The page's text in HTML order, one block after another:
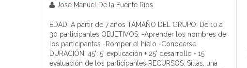
José Manuel De la Fuente Ríos
EDAD: A partir de 7 años TAMAÑO DEL GRUPO: De 10 a
30 participantes OBJETIVOS: -Aprender los nombres de
los participantes -Romper el hielo -Conocerse
DURACIÓN: 45': 5' explicación + 25' desarrollo + 15'
evaluación de los participantes RECURSOS: Sillas, una